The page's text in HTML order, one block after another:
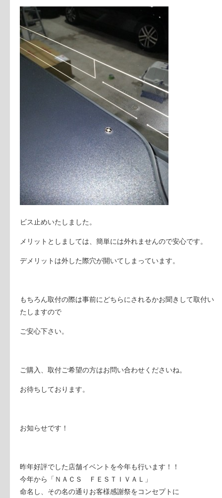
ビス止めいたしました。
メリットとしましては、簡単には外れませんので安心です。
デメリットは外した際穴が開いてしまっています。
もちろん取付の際は事前にどちらにされるかお聞きして取付い
たしますので
ご安心下さい。
ご購入、取付ご希望の方はお問い合わせくださいね。
お待ちしております。
お知らせです！
昨年好評でした店舗イベントを今年も行います！！
今年から「ＮＡＣＳ ＦＥＳＴＩＶＡＬ」
命名し、その名の通りお客様感謝祭をコンセプトに